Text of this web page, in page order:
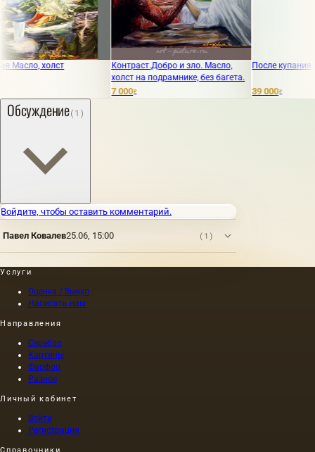
холст
Контраст.Добро и зло. Масло,
холст на подрамнике, без багета.
7 000₽
После купания
39 000₽
Обсуждение(1)
Войдите, чтобы оставить комментарий.
Павел Ковалев25.06, 15:00 (1)
Услуги
Оценка / Выкуп
Написать нам
Направления
Серебро
Картины
Фарфор
Разное
Личный кабинет
Войти
Регистрация
Справочники